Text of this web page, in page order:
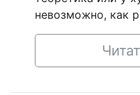
невозможно, как